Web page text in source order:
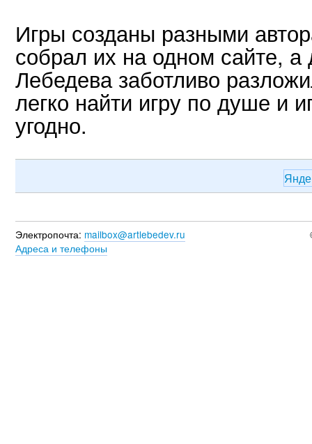
Игры созданы разными
собрал их на одном сайте,
Лебедева заботливо
легко найти игру по душе и
угодно.
Электропочта: mailbox@artlebedev.ru
Адреса и телефоны